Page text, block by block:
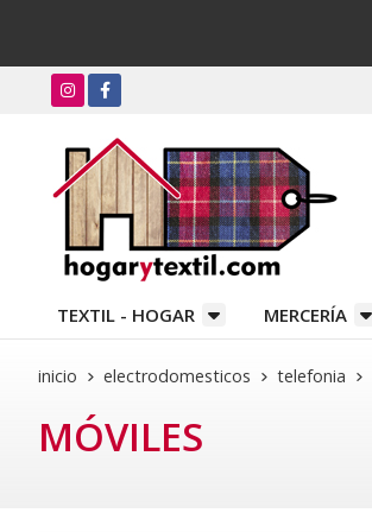
TEXTIL - HOGAR MERCERÍA
inicio electrodomesticos telefonia
MÓVILES